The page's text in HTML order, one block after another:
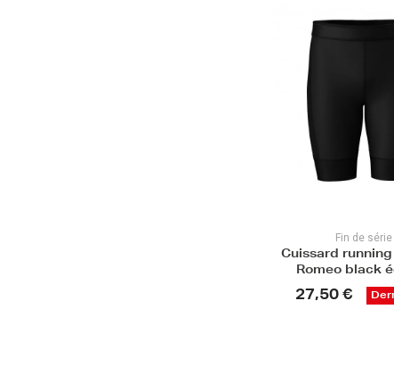
Fin de série
Cuissard
Romeo black
27,50 €